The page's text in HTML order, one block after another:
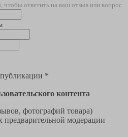
ответить на ваш отзыв или вопрос
*
контента
фотографий товара)
предварительной модерации